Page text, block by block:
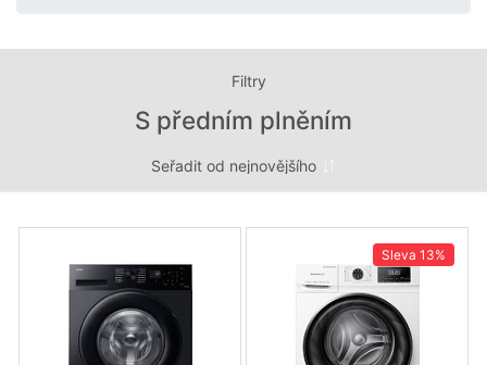
Filtry
S předním plněním
Sleva 13%